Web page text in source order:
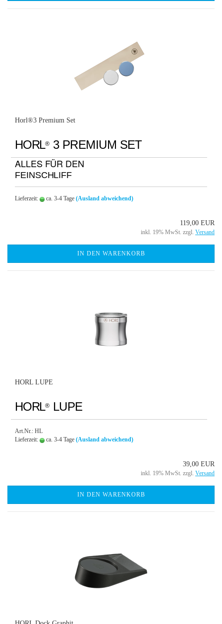
Horl®3 Premium Set
HORL® 3 PREMIUM SET
ALLES FÜR DEN
FEINSCHLIFF
Lieferzeit: ca. 3-4 Tage (Ausland abweichend)
119,00 EUR
inkl. 19% MwSt. zzgl. Versand
IN DEN WARENKORB
HORL LUPE
HORL® LUPE
Art.Nr.: HL
Lieferzeit:
ca. 3-4 Tage (Ausland abweichend)
39,00 EUR
inkl. 19% MwSt. zzgl. Versand
IN DEN WARENKORB